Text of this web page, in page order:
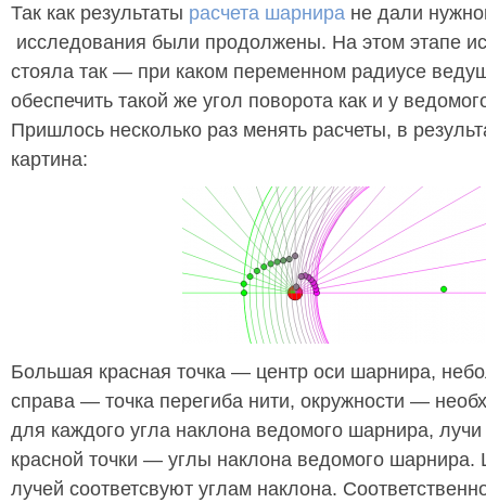
Так как результаты расчета шарнира не дали
исследования были продолжены. На этом этапе
стояла так — при каком переменном радиусе
обеспечить такой же угол поворота как и у
Пришлось несколько раз менять расчеты, в
картина:
Большая красная точка — центр оси шарнира,
справа — точка перегиба нити, окружности —
для каждого угла наклона ведомого шарнира,
красной точки — углы наклона ведомого шарнира.
лучей соответсвуют углам наклона.